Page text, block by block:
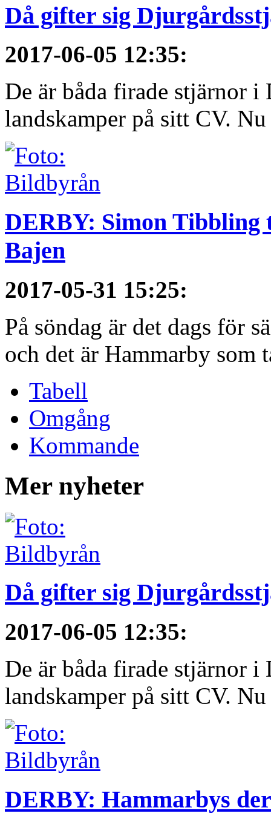
Då gifter sig
2017-06-05 12:35:
De är båda firade stjärnor i
landskamper på sitt CV.
DERBY: Simon
Bajen
2017-05-31 15:25:
På söndag är det dags för
och det är Hammarby som
Tabell
Omgång
Kommande
Mer nyheter
Då gifter sig
2017-06-05 12:35:
De är båda firade stjärnor i
landskamper på sitt CV.
DERBY: Hammarbys